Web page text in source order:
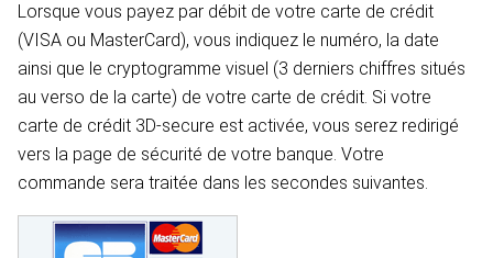
Lorsque vous payez par débit de votre carte de crédit
(VISA ou MasterCard), vous indiquez le numéro, la date
ainsi que le cryptogramme visuel (3 derniers chiffres situés
au verso de la carte) de votre carte de crédit. Si votre
carte de crédit 3D-secure est activée, vous serez redirigé
vers la page de sécurité de votre banque. Votre
commande sera traitée dans les secondes suivantes.